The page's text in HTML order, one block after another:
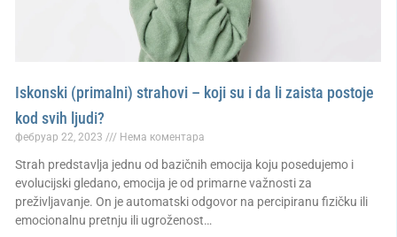
Iskonski (primalni) strahovi – koji su i da li zaista postoje
kod svih ljudi?
фебруар 22, 2023 Нема коментара
Strah predstavlja jednu od bazičnih emocija koju posedujemo i
evolucijski gledano, emocija je od primarne važnosti za
preživljavanje. On je automatski odgovor na percipiranu fizičku ili
emocionalnu pretnju ili ugroženost…